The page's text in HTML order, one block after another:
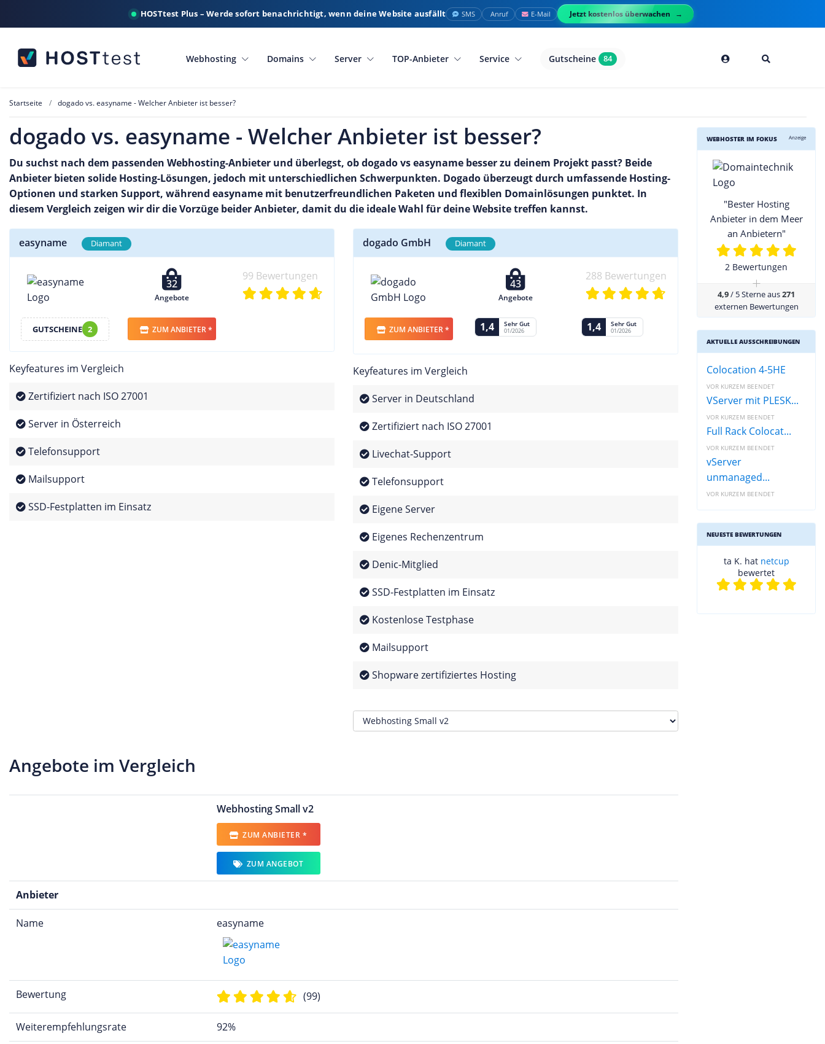
HOSTtest Plus – Werde sofort benachrichtigt, wenn deine Website ausfällt SMS Anruf E-Mail Jetzt kostenlos überwachen
Webhosting Domains Server TOP-Anbieter Service Gutscheine 84
Startseite dogado vs. easyname - Welcher Anbieter ist besser?
dogado vs. easyname - Welcher Anbieter ist besser?
Du suchst nach dem passenden Webhosting-Anbieter und überlegst, ob dogado vs easyname besser zu deinem Projekt passt? Beide
Anbieter bieten solide Hosting-Lösungen, jedoch mit unterschiedlichen Schwerpunkten. Dogado überzeugt durch umfassende Hosting-
Optionen und starken Support, während easyname mit benutzerfreundlichen Paketen und flexiblen Domainlösungen punktet. In
diesem Vergleich zeigen wir dir die Vorzüge beider Anbieter, damit du die ideale Wahl für deine Website treffen kannst.
easyname Diamant
32
Angebote
99 Bewertungen
GUTSCHEINE 2 ZUM ANBIETER *
Keyfeatures im Vergleich
Zertifiziert nach ISO 27001
Server in Österreich
Telefonsupport
Mailsupport
SSD-Festplatten im Einsatz
dogado GmbH Diamant
43
Angebote
288 Bewertungen
ZUM ANBIETER * 1,4 Sehr Gut
01/2026 1,4 Sehr Gut
01/2026
Keyfeatures im Vergleich
Server in Deutschland
Zertifiziert nach ISO 27001
Livechat-Support
Telefonsupport
Eigene Server
Eigenes Rechenzentrum
Denic-Mitglied
SSD-Festplatten im Einsatz
Kostenlose Testphase
Mailsupport
Shopware zertifiziertes Hosting
Angebote im Vergleich
Webhosting Small v2
ZUM ANBIETER *
ZUM ANGEBOT
Anbieter
Name easyname
Bewertung (99)
Weiterempfehlungsrate 92%
WEBHOSTER IM FOKUS Anzeige
"Bester Hosting
Anbieter in dem Meer
an Anbietern"
2 Bewertungen
+
4,9/ 5 Sterne aus271
externen Bewertungen
AKTUELLE AUSSCHREIBUNGEN
Colocation 4-5HE
VOR KURZEM BEENDET
VServer mit PLESK...
VOR KURZEM BEENDET
Full Rack Colocat...
VOR KURZEM BEENDET
vServer
unmanaged...
VOR KURZEM BEENDET
NEUESTE BEWERTUNGEN
ta K. hat netcup
bewertet